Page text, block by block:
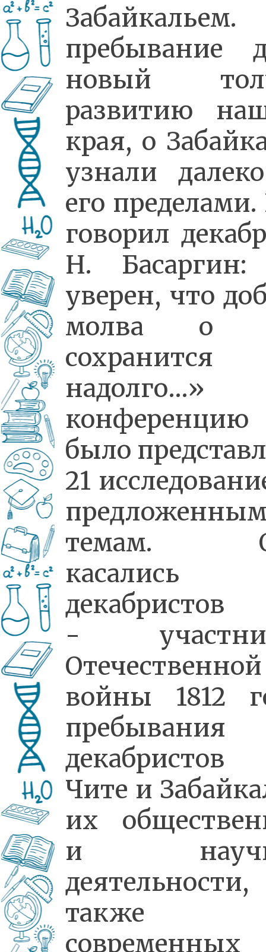
пребывание
новый
развитию
края, о
узнали
его пределами.
говорил
Н.
уверен, что
молва о
сохранится
надолго…»
конференцию
было
21
темам.
касались
декабристов
-
Отечественной
войны 1812
пребывания
Чите и
их
и
также
современных